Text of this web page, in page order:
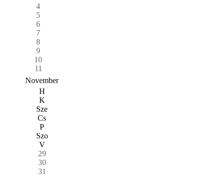
4
5
6
7
8
9
10
11
November
H
K
Sze
Cs
P
Szo
V
29
30
31